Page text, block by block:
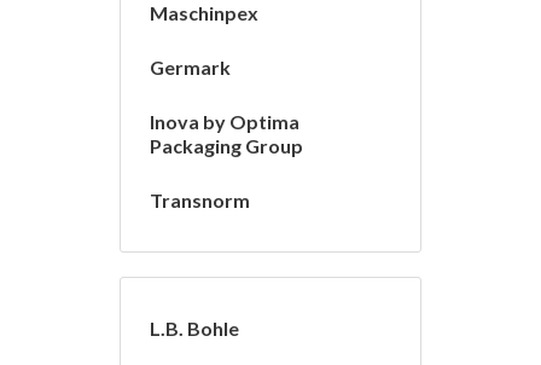
Maschinpex
Germark
Inova by Optima
Packaging Group
Transnorm
L.B. Bohle